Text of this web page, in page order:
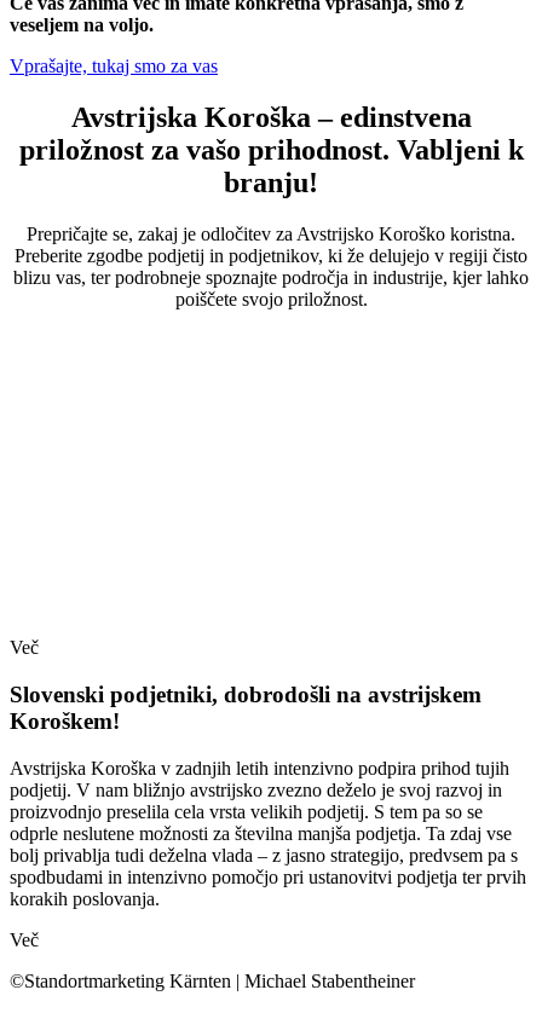
veseljem na voljo.
Vprašajte, tukaj smo za vas
Avstrijska Koroška – edinstvena
priložnost za vašo prihodnost. Vabljeni k
branju!
Prepričajte se, zakaj je odločitev za Avstrijsko Koroško koristna.
Preberite zgodbe podjetij in podjetnikov, ki že delujejo v regiji čisto
blizu vas, ter podrobneje spoznajte področja in industrije, kjer lahko
poiščete svojo priložnost.
Več
Slovenski podjetniki, dobrodošli na avstrijskem
Koroškem!
Avstrijska Koroška v zadnjih letih intenzivno podpira prihod tujih
podjetij. V nam bližnjo avstrijsko zvezno deželo je svoj razvoj in
proizvodnjo preselila cela vrsta velikih podjetij. S tem pa so se
odprle neslutene možnosti za številna manjša podjetja. Ta zdaj vse
bolj privablja tudi deželna vlada – z jasno strategijo, predvsem pa s
spodbudami in intenzivno pomočjo pri ustanovitvi podjetja ter prvih
korakih poslovanja.
Več
©Standortmarketing Kärnten | Michael Stabentheiner